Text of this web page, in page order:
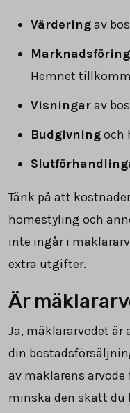
Värderingav
Marknadsföring
Hemnet
Visningarav
Budgivningoch
Tänk på att
homestyling och
inte ingår i
extra utgifter.
Är
Ja, mäklararvodet är
din
av mäklarens
minska den skatt du